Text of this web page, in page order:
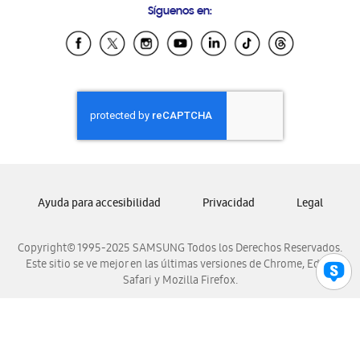
Samsung Ecuador
Samsung El Salvador
Samsung Honduras
Samsung Nicaragua
Samsung Panamá
Samsung Venezuela
Síguenos en:
Copyright© 1995-2025 SAMSUNG Todos los Derechos Reservados.
Este sitio se ve mejor en las últimas versiones de Chrome, Edge,
Safari y Mozilla Firefox.
Ayuda para accesibilidad Privacidad Legal